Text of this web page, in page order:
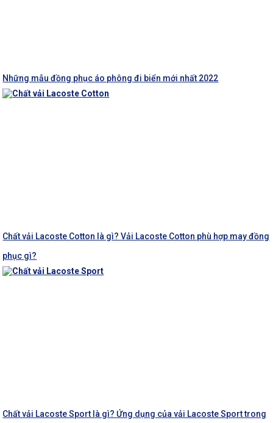
Những mẫu đồng phục áo phông đi biển mới nhất 2022
Chất vải Lacoste Cotton là gì? Vải Lacoste Cotton phù hợp may đồng
phục gì?
Chất vải Lacoste Sport là gì? Ứng dụng của vải Lacoste Sport trong